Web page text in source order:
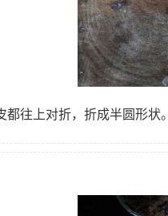
往上对折，折成半圆形状。